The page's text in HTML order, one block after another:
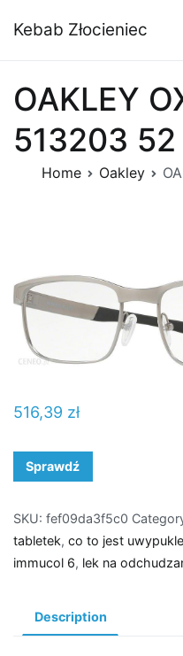
doKebab Złocieniec
OAKLEY
513203 52
Home Oakley
516,39 zł
Sprawdź
SKU: fef09da3f5c0
tabletek, co to jest
immucol 6, lek na
Description